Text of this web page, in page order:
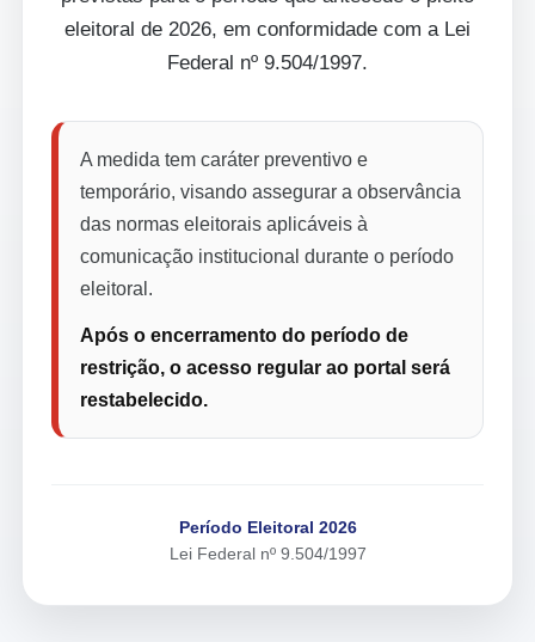
eleitoral de 2026, em conformidade com a Lei
Federal nº 9.504/1997.
A medida tem caráter preventivo e
temporário, visando assegurar a observância
das normas eleitorais aplicáveis à
comunicação institucional durante o período
eleitoral.
Após o encerramento do período de
restrição, o acesso regular ao portal será
restabelecido.
Período Eleitoral 2026
Lei Federal nº 9.504/1997